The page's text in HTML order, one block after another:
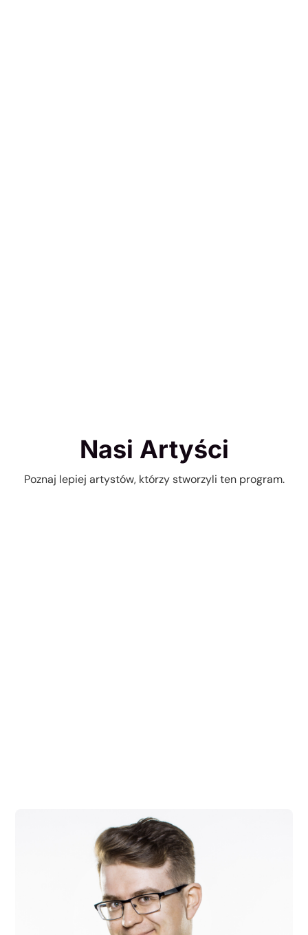
Nasi Artyści
Poznaj lepiej artystów, którzy stworzyli ten program.